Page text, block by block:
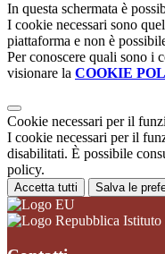
In questa schermata è
I cookie necessari sono
piattaforma e non è
Per conoscere quali sono i
visionare la COOKIE
Cookie necessari per il
I cookie necessari per il
disabilitati. È possibile
policy.
Accetta tutti Salva le
Istituto